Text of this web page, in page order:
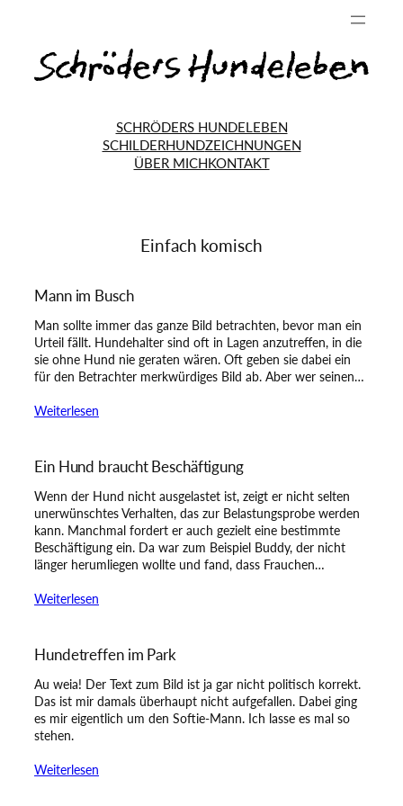
SCHRÖDERS HUNDELEBEN
SCHILDERHUNDZEICHNUNGEN
ÜBER MICHKONTAKT
Einfach komisch
Mann im Busch
Man sollte immer das ganze Bild betrachten, bevor man ein
Urteil fällt. Hundehalter sind oft in Lagen anzutreffen, in die
sie ohne Hund nie geraten wären. Oft geben sie dabei ein
für den Betrachter merkwürdiges Bild ab. Aber wer seinen…
Weiterlesen
Ein Hund braucht Beschäftigung
Wenn der Hund nicht ausgelastet ist, zeigt er nicht selten
unerwünschtes Verhalten, das zur Belastungsprobe werden
kann. Manchmal fordert er auch gezielt eine bestimmte
Beschäftigung ein. Da war zum Beispiel Buddy, der nicht
länger herumliegen wollte und fand, dass Frauchen…
Weiterlesen
Hundetreffen im Park
Au weia! Der Text zum Bild ist ja gar nicht politisch korrekt.
Das ist mir damals überhaupt nicht aufgefallen. Dabei ging
es mir eigentlich um den Softie-Mann. Ich lasse es mal so
stehen.
Weiterlesen